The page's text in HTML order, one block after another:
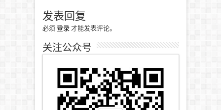
发表回复
必须登录才能发表评论。
关注公众号